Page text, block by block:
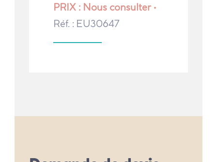
PRIX : Nous consulter •
Réf. : EU30647